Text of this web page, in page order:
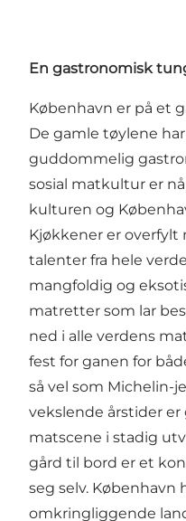
En gastronomisk
København er på et
De gamle tøylene
guddommelig
sosial matkultur er
kulturen og
Kjøkkener er
talenter fra hele
mangfoldig og
matretter som lar
ned i alle verdens
fest for ganen for
så vel som Michelin-
vekslende årstider
matscene i stadig
gård til bord er et
seg selv.
omkringliggende